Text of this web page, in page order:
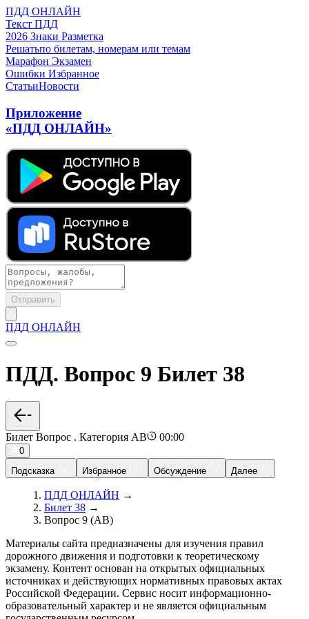
ПДД ОНЛАЙН
Текст ПДД
2026 Знаки Разметка
Решатьпо билетам, номерам или темам
Марафон Экзамен
Ошибки Избранное
СтатьиНовости
Приложение
«ПДД ОНЛАЙН»
Отправить
ПДД ОНЛАЙН
ПДД. Вопрос 9 Билет 38
Билет Вопрос . Категория AB 00:00
0
Подсказка
Избранное Обсуждение Далее
ПДД ОНЛАЙН →
Билет 38 →
Вопрос 9 (AB)
Материалы сайта предназначены для изучения правил
дорожного движения и подготовки к теоретическому
экзамену. Контент основан на открытых официальных
источниках и действующих нормативных правовых актах
Российской Федерации. Сервис носит информационно-
образовательный характер и не является официальным